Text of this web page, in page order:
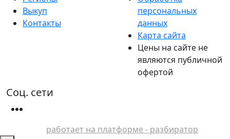
Выкуп
Контакты
персональных
данных
Карта сайта
Цены на сайте не
являются публичной
офертой
Соц. сети
работает на платформе - разбиратор